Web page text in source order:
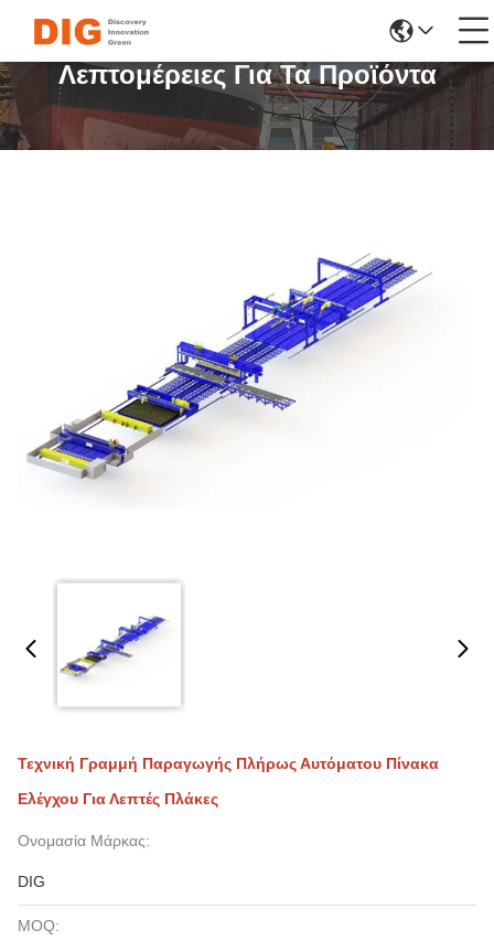
Λεπτομέρειες Για Τα Προϊόντα
Τεχνική Γραμμή Παραγωγής Πλήρως Αυτόματου Πίνακα
Ελέγχου Για Λεπτές Πλάκες
Ονομασία Μάρκας:
DIG
MOQ: